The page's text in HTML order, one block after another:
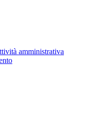
amministrativa